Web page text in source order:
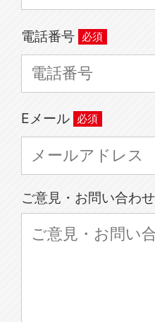
電話番号
Eメール
ご意見・お問い合わせ